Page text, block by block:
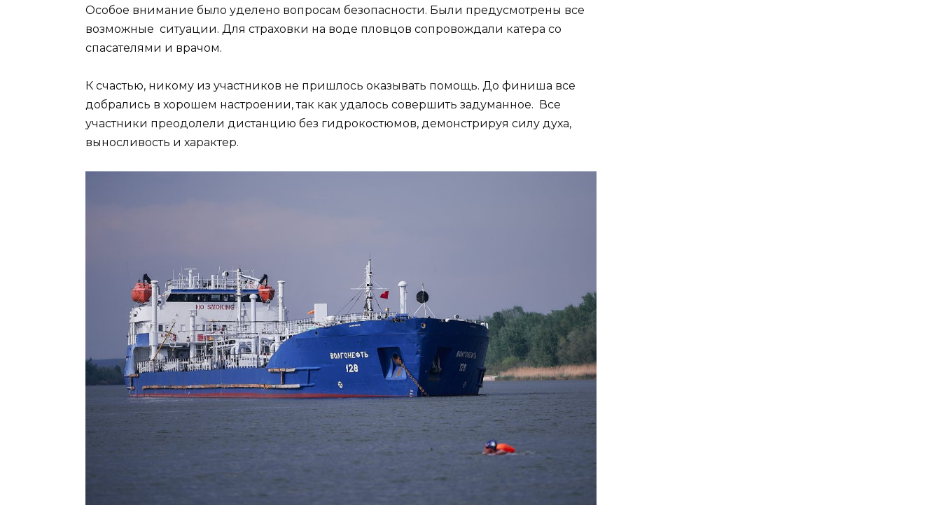
Особое внимание было уделено вопросам безопасности. Были предусмотрены все
возможные ситуации. Для страховки на воде пловцов сопровождали катера со
спасателями и врачом.
К счастью, никому из участников не пришлось оказывать помощь. До финиша все
добрались в хорошем настроении, так как удалось совершить задуманное. Все
участники преодолели дистанцию без гидрокостюмов, демонстрируя силу духа,
выносливость и характер.